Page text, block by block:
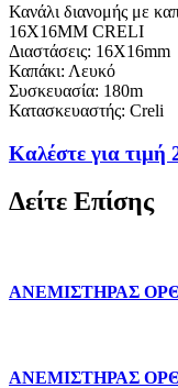
Κανάλι διανομής με
16Χ16MM CRELI
Διαστάσεις: 16Χ16mm
Καπάκι: Λευκό
Συσκευασία: 180m
Κατασκευαστής: Creli
Καλέστε για τιμή
Δείτε Επίσης
ΑΝΕΜΙΣΤΗΡΑΣ
ΑΝΕΜΙΣΤΗΡΑΣ